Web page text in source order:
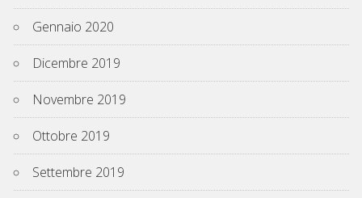
Gennaio 2020
Dicembre 2019
Novembre 2019
Ottobre 2019
Settembre 2019